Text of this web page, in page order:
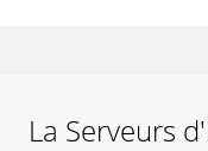
La Serveurs